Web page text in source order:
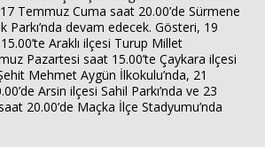
Temmuz Cuma saat 20.00’de Sürmene
Parkı’nda devam edecek. Gösteri, 19
Araklı ilçesi Turup Millet
Pazartesi saat 15.00’te Çaykara ilçesi
Mehmet Aygün İlkokulu’nda, 21
Arsin ilçesi Sahil Parkı’nda ve 23
20.00’de Maçka İlçe Stadyumu’nda